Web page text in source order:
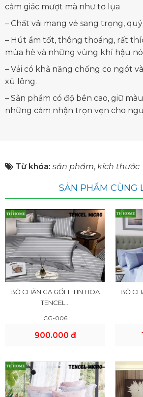
cảm giác mượt mà như tơ lụa
– Chất vải mang vẻ sang trọng,
– Hút ẩm tốt, thông thoáng, rất
mùa hè và những vùng khí hậu
– Vải có khả năng chống co ngót
xù lông.
– Sản phẩm có độ bền cao, giữ
những cảm nhận trọn vẹn cho
Từ khóa: sản phẩm, kích thước
SẢN PHẨM CÙNG
BỘ CHĂN GA GỐI TH IN HOA
TENCEL...
CG-006
900.000 đ
BỘ